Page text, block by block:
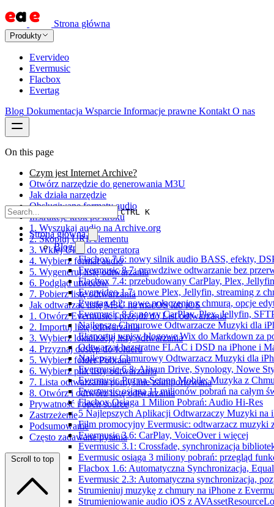
Strona główna
Produkty
Evervideo
Evermusic
Flacbox
Evertag
Blog Dokumentacja Wsparcie Informacje prawne Kontakt O nas
CTRL K
Strona główna
Blog
Flacbox 7.6: nowy silnik audio BASS, efekty,
Evermusic 8.7: prawdziwe odtwarzanie bez
Flacbox 7.4: przebudowany CarPlay, Plex,
Evervideo 1.7: nowe Plex, Jellyfin, streaming z
Evertag 4.2: nowe połączenia z chmurą, opcje
Evermusic 8.6: nowy CarPlay, Plex, Jellyfin,
Najlepsze Chmurowe Odtwarzacze Muzyki dla
Eksportuj wpisy blogowe Wix do Markdown za
Odtwarzaj bezstratne FLAC i DSD na iPhone i
Najlepszy Chmurowy Odtwarzacz Muzyki dla
Evermusic 6.8: Aliyun Drive, Synology, Nowe
Evermusic Pro na Setapp Mobile: Muzyka z
Evermusic osiąga 11 milionów pobrań na całym
Flacbox Osiąga 1 Milion Pobrań: Audio Hi-Res
5 Najlepszych Aplikacji Odtwarzaczy Muzyki na
Film promocyjny Evermusic: odtwarzacz muzyki
Evermusic 3.6: CarPlay, VoiceOver i więcej
Evermusic 3.1: Crossfade, synchronizacja
Evermusic osiąga 3 miliony pobrań: przegląd
Flacbox 1.6: Automatyczna Synchronizacja,
Evermusic 2.3: Automatyczna synchronizacja,
Strumieniuj muzykę z chmury na iPhone z
Strumieniowanie audio iOS z
On this page
Czym jest Internet Archive?
Otwórz narzędzie do generowania M3U
Jak działa narzędzie
Obsługiwane formaty audio
Instrukcje krok po kroku
1. Wyszukaj audio na Archive.org
2. Skopiuj URL elementu
3. Wklej URL do generatora
4. Wybierz format audio
5. Wygeneruj listę odtwarzania
6. Podgląd utworów
7. Pobierz listę odtwarzania
Jak odtwarzać listę M3U na macOS lub iOS
1. Otwórz Evermusic i przejdź do List odtwarzania
2. Importuj listę odtwarzania
3. Wybierz lokalizację listy odtwarzania
4. Przyznaj dostęp do folderu
5. Wybierz folder Pobrane
6. Wybierz plik listy odtwarzania
7. Lista odtwarzania pomyślnie zaimportowana
8. Otwórz i odtwórz listę odtwarzania
Prywatność i open source
Zastrzeżenie
Podsumowanie
Często zadawane pytania
Scroll to top